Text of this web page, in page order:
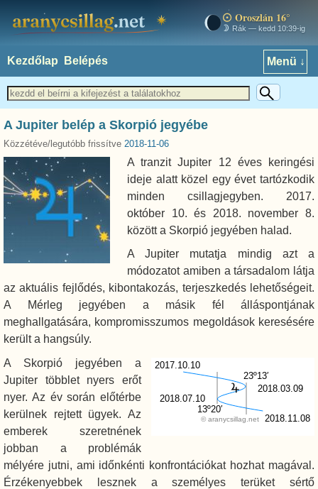
aranycsillag.net Oroszlán 16°
Rák — kedd 10:39-ig
Kezdőlap Belépés Menü ↓
A Jupiter belép a Skorpió jegyébe
Közzétéve/legutóbb frissítve 2018-11-06
A tranzit Jupiter 12 éves keringési
ideje alatt közel egy évet tartózkodik
minden csillagjegyben. 2017.
október 10. és 2018. november 8.
között a Skorpió jegyében halad.
A Jupiter mutatja mindig azt a
módozatot amiben a társadalom látja
az aktuális fejlődés, kibontakozás, terjeszkedés lehetőségeit.
A Mérleg jegyében a másik fél álláspontjának
meghallgatására, kompromisszumos megoldások keresésére
került a hangsúly.
2017.10.10
2018.03.09
2018.07.10
2018.11.08
23º13′
13º20′
© aranycsillag.net
A Skorpió jegyében a
Jupiter többlet nyers erőt
nyer. Az év során előtérbe
kerülnek rejtett ügyek. Az
emberek szeretnének
jobban a problémák
mélyére jutni, ami időnkénti konfrontációkat hozhat magával.
Érzékenyebbek lesznek a személyes terüket sértő